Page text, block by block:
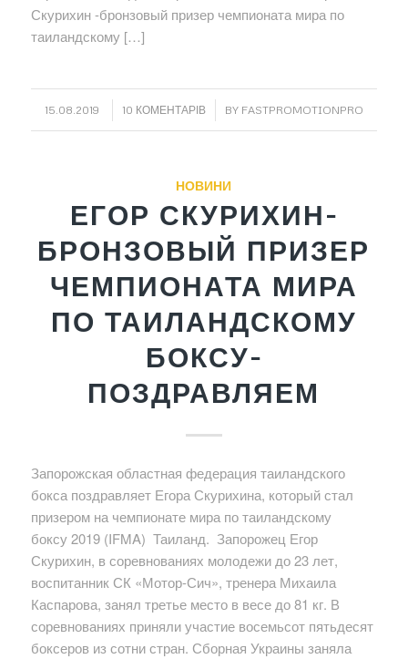
Скурихин -бронзовый призер чемпионата мира по
таиландскому […]
15.08.2019
/ 10 КОМЕНТАРІВ
/ BY FASTPROMOTIONPRO
НОВИНИ
ЕГОР СКУРИХИН-
БРОНЗОВЫЙ ПРИЗЕР
ЧЕМПИОНАТА МИРА
ПО ТАИЛАНДСКОМУ
БОКСУ-
ПОЗДРАВЛЯЕМ
Запорожская областная федерация таиландского
бокса поздравляет Егора Скурихина, который стал
призером на чемпионате мира по таиландскому
боксу 2019 (IFMA) Таиланд. Запорожец Егор
Скурихин, в соревнованиях молодежи до 23 лет,
воспитанник СК «Мотор-Сич», тренера Михаила
Каспарова, занял третье место в весе до 81 кг. В
соревнованиях приняли участие восемьсот пятьдесят
боксеров из сотни стран. Сборная Украины заняла